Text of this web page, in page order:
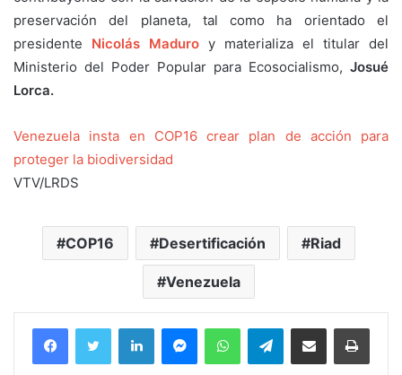
preservación del planeta, tal como ha orientado el
presidente Nicolás Maduro y materializa el titular del
Ministerio del Poder Popular para Ecosocialismo, Josué
Lorca.
Venezuela insta en COP16 crear plan de acción para
proteger la biodiversidad
VTV/LRDS
COP16 Desertificación Riad
Venezuela
FacebookTwitter LinkedInMessengerWhatsAppTelegramCompartir por correo electrónico